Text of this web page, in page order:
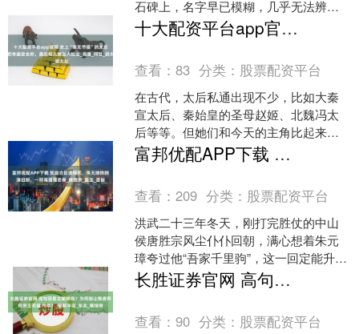
石碑上，名字早已模糊，几乎无法辨
认。每当有老者讲起这段历史时，他们
总是轻声细语，压低声音，仿....
十大配资平台app官网 史上“毫无节操”的太后，把寺庙变会所，最后和儿媳坠入红尘_高湛_何世_胡太后
查看：83 分类： 股票配资平台
在古代，太后私通出现不少，比如大秦
宣太后、秦始皇的圣母赵姬、北魏冯太
后等等。但她们和今天的主角比起来，
还是相差甚远！ 他就是北齐武成帝高湛
的皇后胡氏，老公活着时....
富邦优配APP下载 凯旋功臣遭赐死，朱元璋铁腕清旧部，一杯毒酒埋忠骨_唐胜宗_蓝玉_圣旨
查看：209 分类： 股票配资平台
洪武二十三年冬天，刚打完胜仗的中山
侯唐胜宗风尘仆仆回朝，满心想着朱元
璋夸过他“吾家千里驹”，这一回定能升官
加爵。谁料刚进府门，宫里的太监就捧
着圣旨来了，身后跟着....
长胜证券官网 高句丽是古朝鲜吗？为何能让隋唐两代帝王死磕70年？_朝鲜半岛_东北_隋炀帝
查看：90 分类： 股票配资平台